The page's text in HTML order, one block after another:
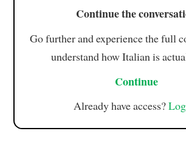
Continue the
Go further and experience the full
understand how Italian is
Continue
Already have access?